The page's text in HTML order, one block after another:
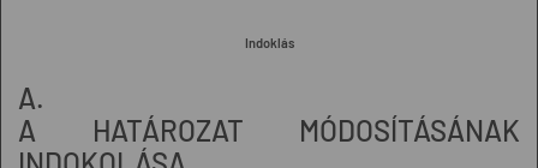
Indoklás
A.
A HATÁROZAT MÓDOSÍTÁSÁNAK